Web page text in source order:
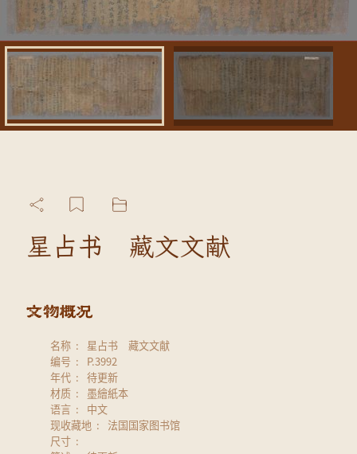
星占书 藏文文献
名称
星占书 藏文文献
编号
P.3992
年代
待更新
材质
墨繪紙本
语言
中文
现收藏地
法国国家图书馆
尺寸